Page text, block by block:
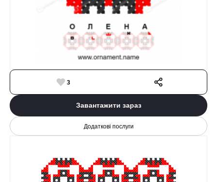
3
Завантажити зараз
Додаткові послуги